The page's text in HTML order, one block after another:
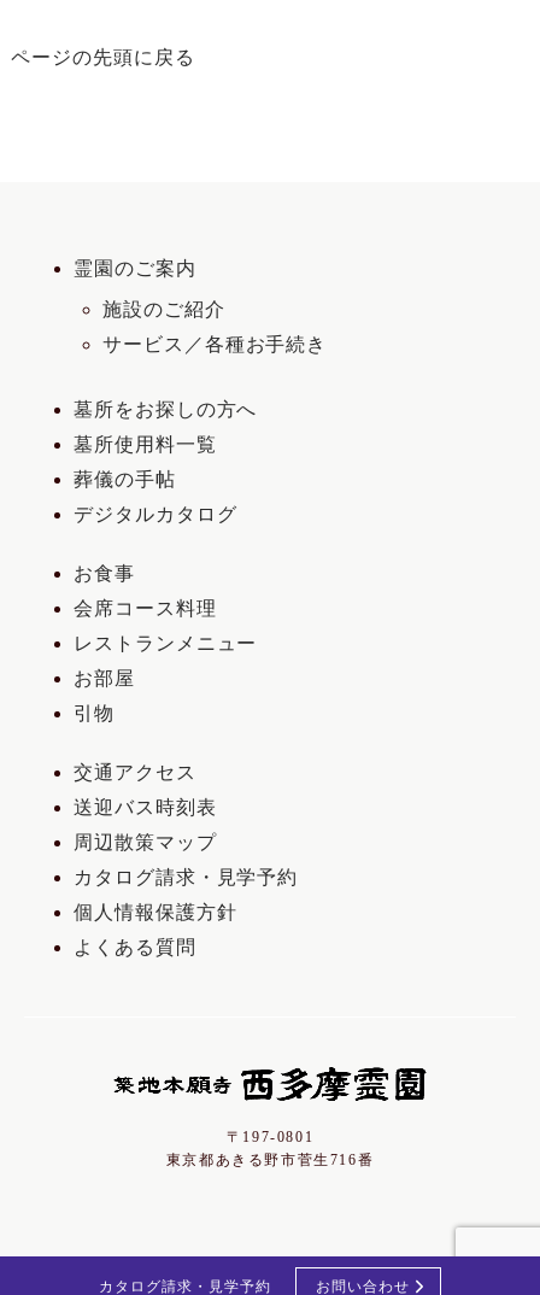
カタログ請求・見学予約 お問い合わせ
ページの先頭に戻る
霊園のご案内
施設のご紹介
サービス／各種お手続き
墓所をお探しの方へ
墓所使用料一覧
葬儀の手帖
デジタルカタログ
お食事
会席コース料理
レストランメニュー
お部屋
引物
交通アクセス
送迎バス時刻表
周辺散策マップ
カタログ請求・見学予約
個人情報保護方針
よくある質問
〒197-0801
東京都あきる野市菅生716番